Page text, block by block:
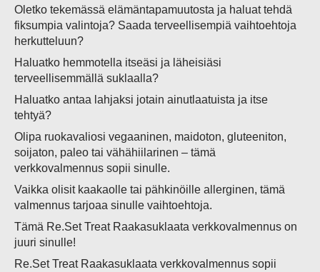
Oletko tekemässä elämäntapamuutosta ja haluat tehdä
fiksumpia valintoja? Saada terveellisempiä vaihtoehtoja
herkutteluun?
Haluatko hemmotella itseäsi ja läheisiäsi
terveellisemmällä suklaalla?
Haluatko antaa lahjaksi jotain ainutlaatuista ja itse
tehtyä?
Olipa ruokavaliosi vegaaninen, maidoton, gluteeniton,
soijaton, paleo tai vähähiilarinen – tämä
verkkovalmennus sopii sinulle.
Vaikka olisit kaakaolle tai pähkinöille allerginen, tämä
valmennus tarjoaa sinulle vaihtoehtoja.
Tämä Re.Set Treat Raakasuklaata verkkovalmennus on
juuri sinulle!
Re.Set Treat Raakasuklaata verkkovalmennus sopii